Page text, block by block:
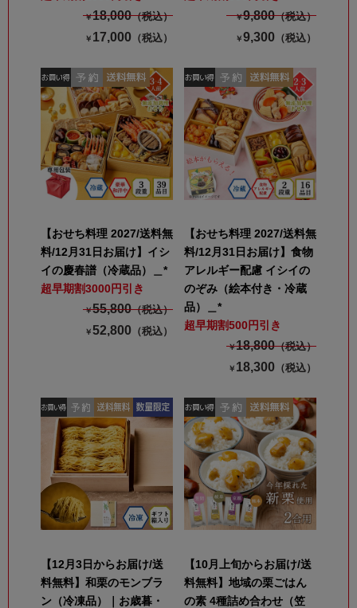
￥18,000（税込）
￥ 17,000 （税込）
￥9,800（税込）
￥9,300 （税込）
【おせち料理 2027/送料無
料/12月31日お届け】イシ
イの慶春譜（冷蔵品）＿*
超早期割3000円引き
￥55,800（税込）
￥52,800 （税込）
【おせち料理 2027/送料無
料/12月31日お届け】食物
アレルギー配慮 イシイの
のぞみ（絵本付き・冷蔵
品）＿*
超早期割500円引き
￥18,800（税込）
￥ 18,300 （税込）
【12月3日からお届け/送
料無料】和栗のモンブラ
ン（冷凍品）｜お歳暮・
【10月上旬からお届け/送
料無料】地域の栗ごはん
の素 4種詰め合わせ（笠